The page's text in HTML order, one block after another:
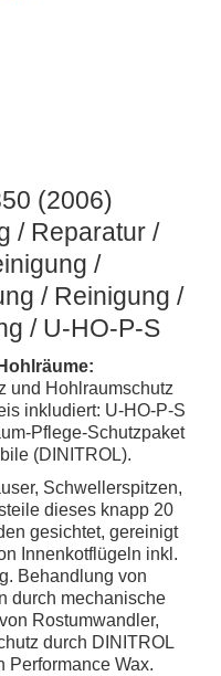
(2006)
/ Reparatur /
/
/ Reinigung /
/ U-HO-P-S
und Hohlraumschutz
inkludiert: U-HO-P-S
Pflege-Schutzpaket
(DINITROL).
Schwellerspitzen,
dieses knapp 20
gesichtet, gereinigt
Innenkotflügeln inkl.
Behandlung von
durch mechanische
Rostumwandler,
durch DINITROL
Performance Wax.